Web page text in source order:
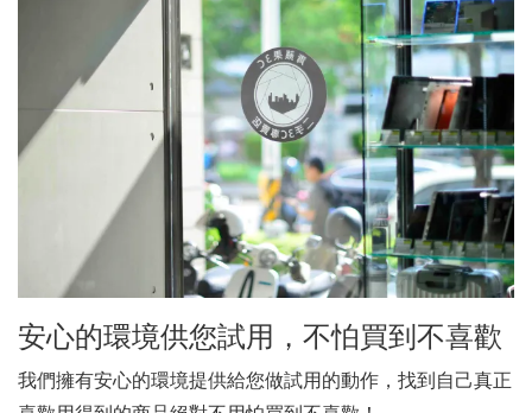
安心的環境供您試用，不怕買到不喜歡
我們擁有安心的環境提供給您做試用的動作，找到自己真正